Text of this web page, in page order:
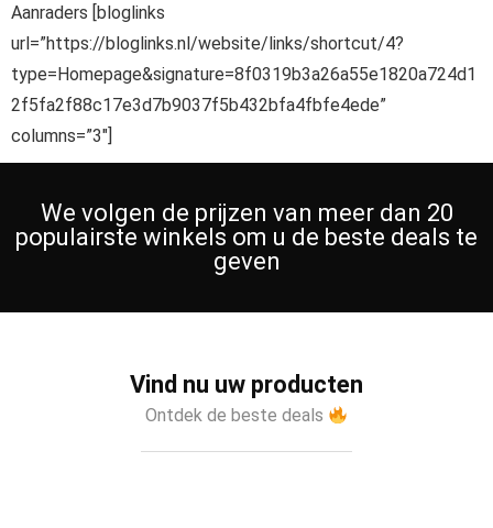
Aanraders [bloglinks
url=”https://bloglinks.nl/website/links/shortcut/4?
type=Homepage&signature=8f0319b3a26a55e1820a724d1
2f5fa2f88c17e3d7b9037f5b432bfa4fbfe4ede”
columns=”3″]
We volgen de prijzen van meer dan 20
populairste winkels om u de beste deals te
geven
Vind nu uw producten
Ontdek de beste deals